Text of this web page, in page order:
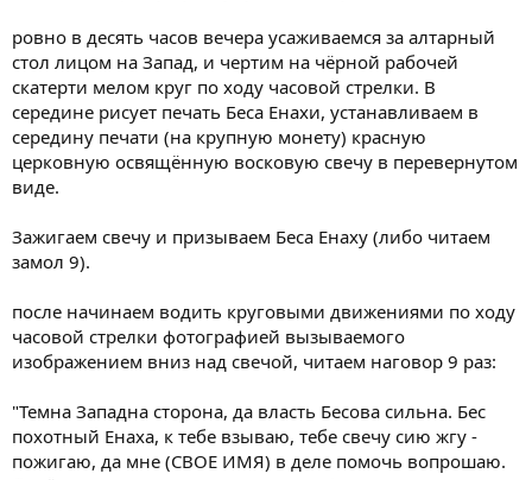
ровно в десять часов вечера усаживаемся за алтарный
стол лицом на Запад, и чертим на чёрной рабочей
скатерти мелом круг по ходу часовой стрелки. В
середине рисует печать Беса Енахи, устанавливаем в
середину печати (на крупную монету) красную
церковную освящённую восковую свечу в перевернутом
виде.
Зажигаем свечу и призываем Беса Енаху (либо читаем
замол 9).
после начинаем водить круговыми движениями по ходу
часовой стрелки фотографией вызываемого
изображением вниз над свечой, читаем наговор 9 раз:
"Темна Западна сторона, да власть Бесова сильна. Бес
похотный Енаха, к тебе взываю, тебе свечу сию жгу -
пожигаю, да мне (СВОЕ ИМЯ) в деле помочь вопрошаю.